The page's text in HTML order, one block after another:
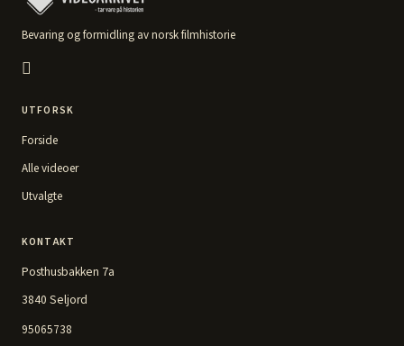
Bevaring og formidling av norsk filmhistorie
UTFORSK
Forside
Alle videoer
Utvalgte
KONTAKT
Posthusbakken 7a
3840 Seljord
95065738